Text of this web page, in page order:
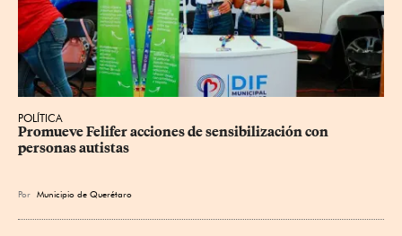
POLÍTICA
Promueve Felifer acciones de sensibilización con
personas autistas
Por Municipio de Querétaro